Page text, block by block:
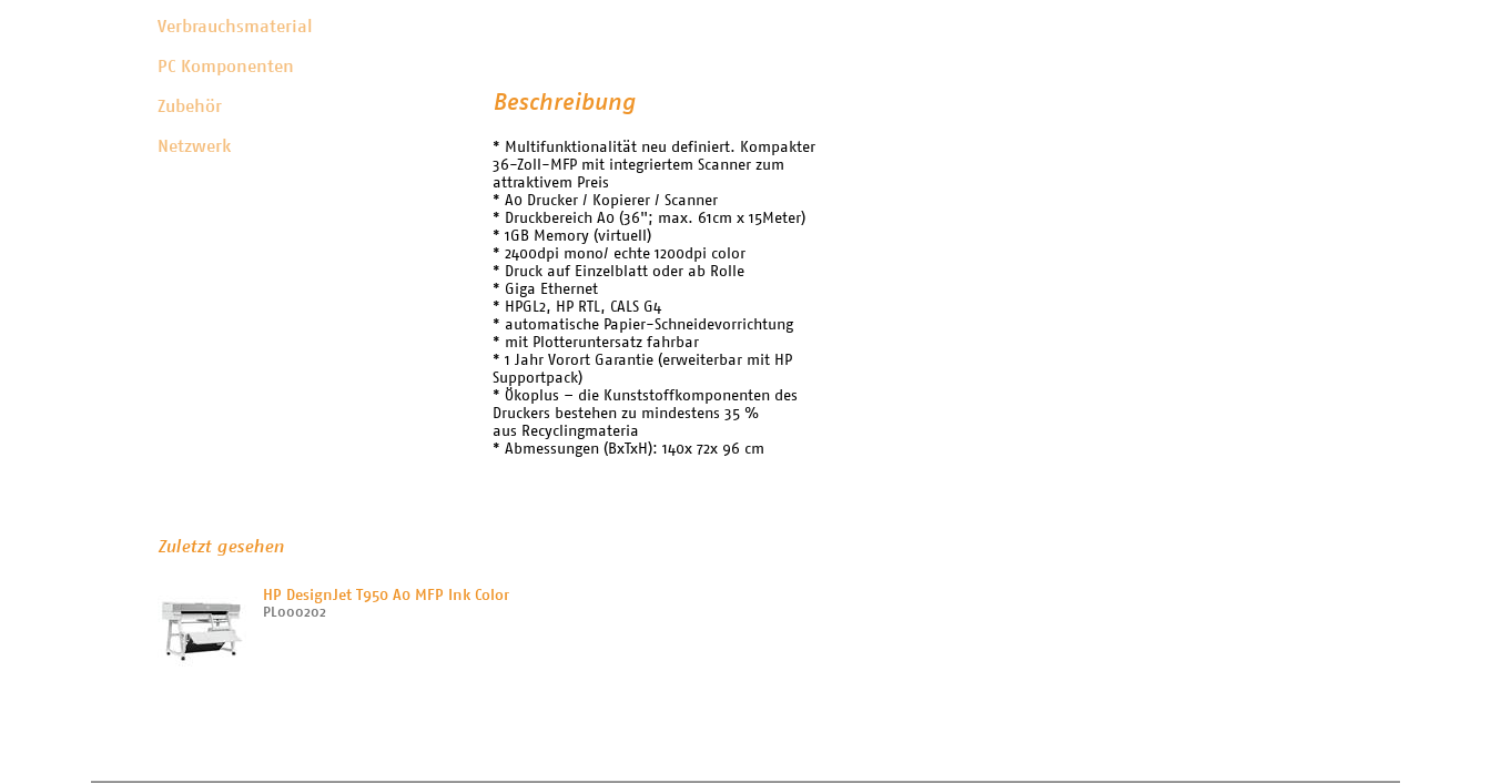
Verbrauchsmaterial
PC Komponenten
Zubehör
Netzwerk
Beschreibung
* Multifunktionalität neu definiert. Kompakter
36-Zoll-MFP mit integriertem Scanner zum
attraktivem Preis
* A0 Drucker / Kopierer / Scanner
* Druckbereich A0 (36"; max. 61cm x 15Meter)
* 1GB Memory (virtuell)
* 2400dpi mono/ echte 1200dpi color
* Druck auf Einzelblatt oder ab Rolle
* Giga Ethernet
* HPGL2, HP RTL, CALS G4
* automatische Papier-Schneidevorrichtung
* mit Plotteruntersatz fahrbar
* 1 Jahr Vorort Garantie (erweiterbar mit HP
Supportpack)
* Ökoplus – die Kunststoffkomponenten des
Druckers bestehen zu mindestens 35 %
aus Recyclingmateria
* Abmessungen (BxTxH): 140x 72x 96 cm
Zuletzt gesehen
HP DesignJet T950 A0 MFP Ink Color
PL000202